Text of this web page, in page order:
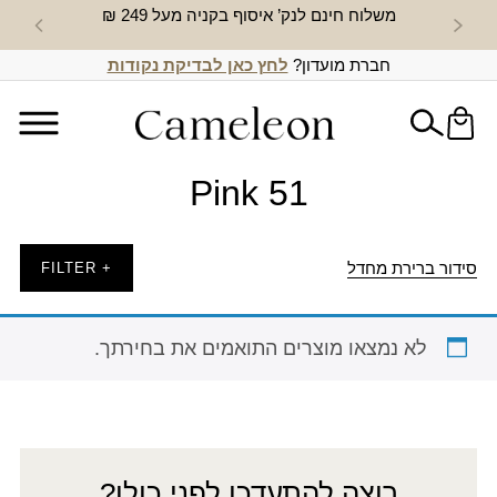
משלוח חינם לנק’ איסוף בקניה מעל 249 ₪ חדש
חברת מועדון? לחץ כאן לבדיקת נקודות
Pink 51
סידור ברירת מחדל + FILTER
לא נמצאו מוצרים התואמים את בחירתך.